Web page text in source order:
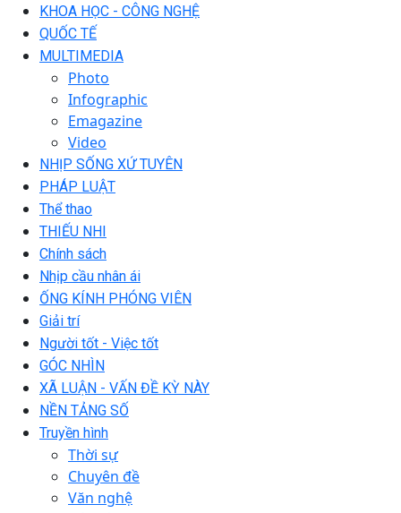
KHOA HỌC - CÔNG NGHỆ
QUỐC TẾ
MULTIMEDIA
Photo
Infographic
Emagazine
Video
NHỊP SỐNG XỨ TUYÊN
PHÁP LUẬT
Thể thao
THIẾU NHI
Chính sách
Nhịp cầu nhân ái
ỐNG KÍNH PHÓNG VIÊN
Giải trí
Người tốt - Việc tốt
GÓC NHÌN
XÃ LUẬN - VẤN ĐỀ KỲ NÀY
NỀN TẢNG SỐ
Truyền hình
Thời sự
Chuyên đề
Văn nghệ